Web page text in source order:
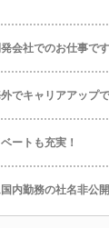
会社でのお仕事です
でキャリアアップで
ートも充実！
内勤務の社名非公